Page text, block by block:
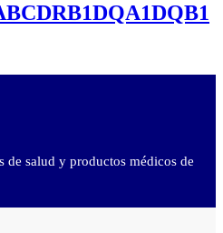
de salud y productos médicos de